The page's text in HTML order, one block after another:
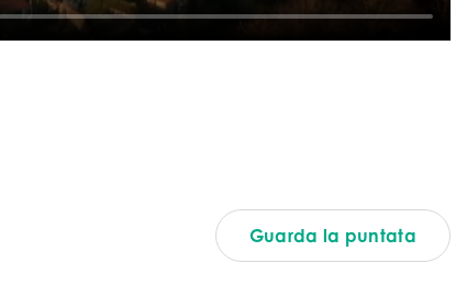
Guarda la puntata